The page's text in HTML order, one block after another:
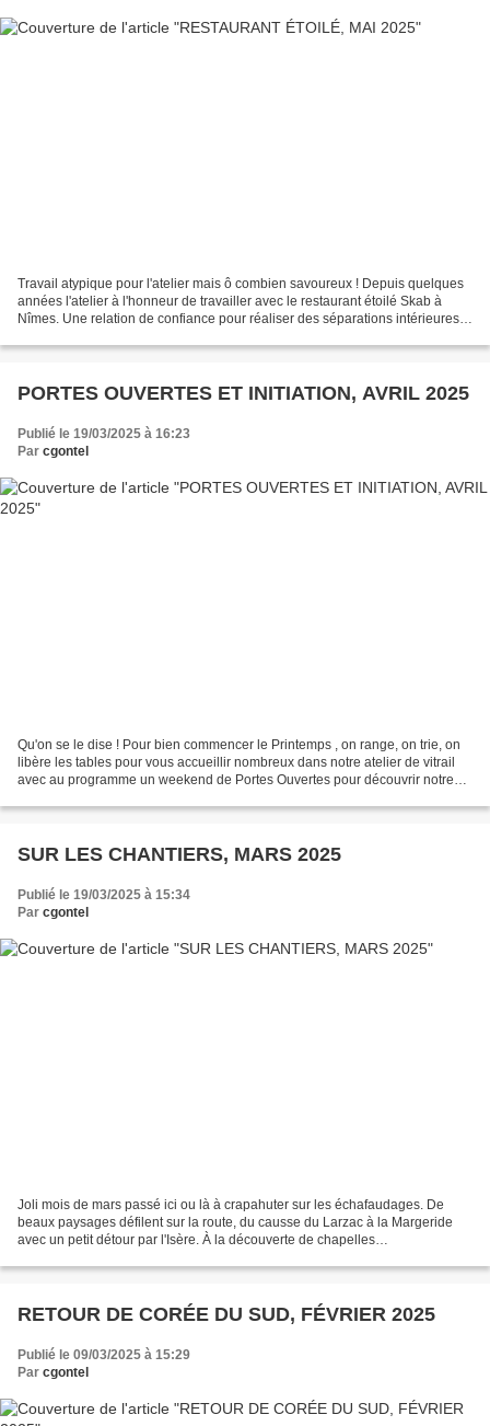
Travail atypique pour l'atelier mais ô combien savoureux ! Depuis quelques
années l'atelier à l'honneur de travailler avec le restaurant étoilé Skab à
Nîmes. Une relation de confiance pour réaliser des séparations intérieures
PORTES OUVERTES ET INITIATION, AVRIL 2025
Publié le 19/03/2025 à 16:23
Par cgontel
Qu'on se le dise ! Pour bien commencer le Printemps , on range, on trie, on
libère les tables pour vous accueillir nombreux dans notre atelier de vitrail
avec au programme un weekend de Portes Ouvertes pour découvrir notre
SUR LES CHANTIERS, MARS 2025
Publié le 19/03/2025 à 15:34
Par cgontel
Joli mois de mars passé ici ou là à crapahuter sur les échafaudages. De
beaux paysages défilent sur la route, du causse du Larzac à la Margeride
avec un petit détour par l'Isère. À la découverte de chapelles
RETOUR DE CORÉE DU SUD, FÉVRIER 2025
Publié le 09/03/2025 à 15:29
Par cgontel